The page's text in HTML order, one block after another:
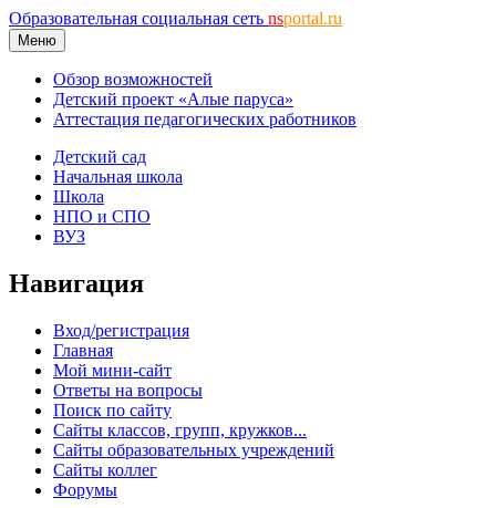
Образовательная социальная сеть nsportal.ru
Меню
Обзор возможностей
Детский проект «Алые паруса»
Аттестация педагогических работников
Детский сад
Начальная школа
Школа
НПО и СПО
ВУЗ
Навигация
Вход/регистрация
Главная
Мой мини-сайт
Ответы на вопросы
Поиск по сайту
Сайты классов, групп, кружков...
Сайты образовательных учреждений
Сайты коллег
Форумы